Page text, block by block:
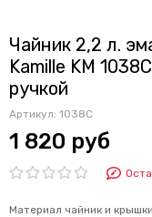
Чайник 2,2 л.
Kamille KM
ручкой
Артикул: 1038C
1 820 руб
Материал чайник и